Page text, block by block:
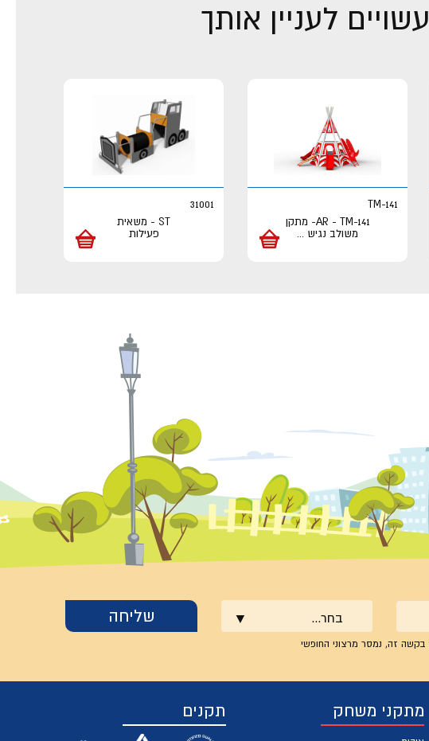
לעניין אותך
TM-141
AR - TM-141- מתקן
משולב נגיש ...
31001
ST - משאית
פעילות
בחר...
זה, נמסר מרצוני החופשי
תקנים מתקני משחק